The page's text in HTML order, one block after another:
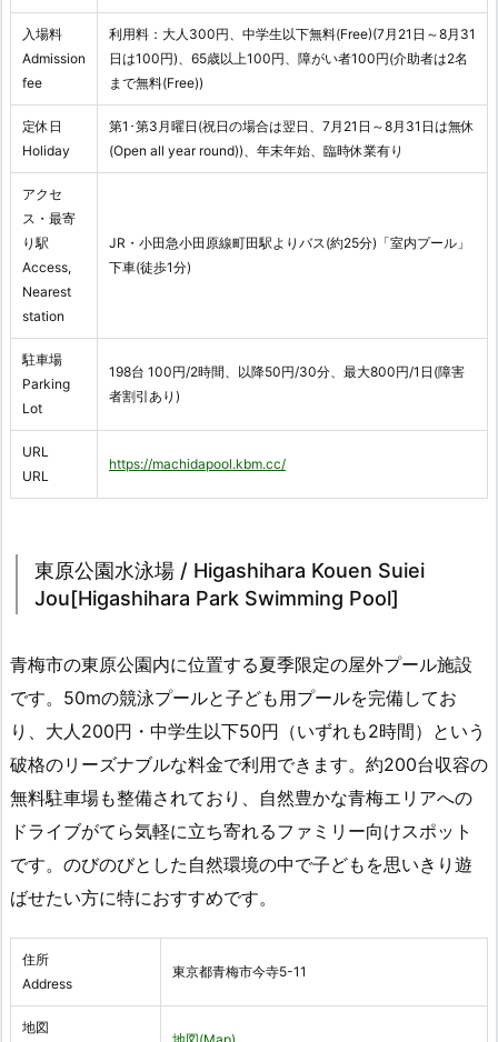
入場料
Admission
fee
利用料：大人300円、中学生以下無料(Free)(7月21日～8月31
日は100円)、65歳以上100円、障がい者100円(介助者は2名
まで無料(Free))
定休日
Holiday
第1･第3月曜日(祝日の場合は翌日、7月21日～8月31日は無休
(Open all year round))、年末年始、臨時休業有り
アクセ
ス・最寄
り駅
Access,
Nearest
station
JR・小田急小田原線町田駅よりバス(約25分)「室内プール」
下車(徒歩1分)
駐車場
Parking
Lot
198台 100円/2時間、以降50円/30分、最大800円/1日(障害
者割引あり)
URL
URL
https://machidapool.kbm.cc/
東原公園水泳場 / Higashihara Kouen Suiei
Jou[Higashihara Park Swimming Pool]
青梅市の東原公園内に位置する夏季限定の屋外プール施設
です。50mの競泳プールと子ども用プールを完備してお
り、大人200円・中学生以下50円（いずれも2時間）という
破格のリーズナブルな料金で利用できます。約200台収容の
無料駐車場も整備されており、自然豊かな青梅エリアへの
ドライブがてら気軽に立ち寄れるファミリー向けスポット
です。のびのびとした自然環境の中で子どもを思いきり遊
ばせたい方に特におすすめです。
住所
Address
東京都青梅市今寺5-11
地図